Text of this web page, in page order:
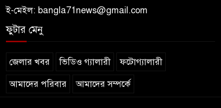
ই-মেইল: bangla71news@gmail.com
ফুটার মেনু
জেলার খবর ভিডিও গ্যালারী ফটোগ্যালারী
আমাদের পরিবার আমাদের সম্পর্কে